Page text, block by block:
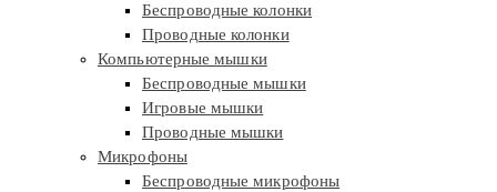
Беспроводные колонки
Проводные колонки
Компьютерные мышки
Беспроводные мышки
Игровые мышки
Проводные мышки
Микрофоны
Беспроводные микрофоны